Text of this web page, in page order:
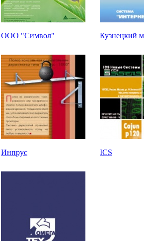
ООО "Символ" Кузнецкий
Инпрус ICS